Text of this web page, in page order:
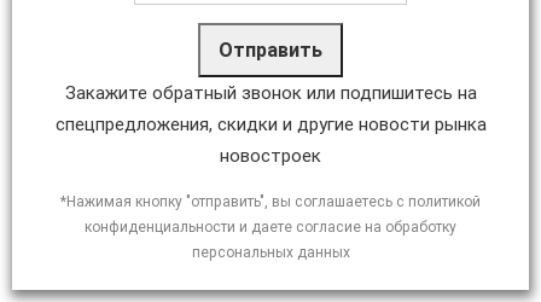
Отправить
Закажите обратный звонок или подпишитесь на
спецпредложения, скидки и другие новости рынка
новостроек
*Нажимая кнопку "отправить", вы соглашаетесь с политикой
конфиденциальности и даете согласие на обработку
персональных данных